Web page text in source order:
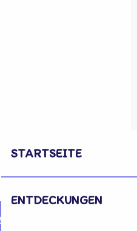
STARTSEITE
ENTDECKUNGEN
65 63